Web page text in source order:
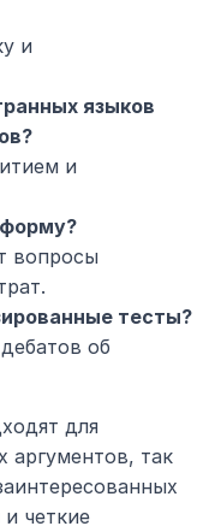
и
языков
и
вопросы
тесты?
об
для
аргументов, так
четкие